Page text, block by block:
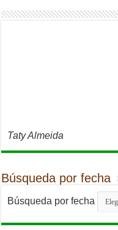
Taty Almeida
Búsqueda por fecha
Búsqueda por fecha